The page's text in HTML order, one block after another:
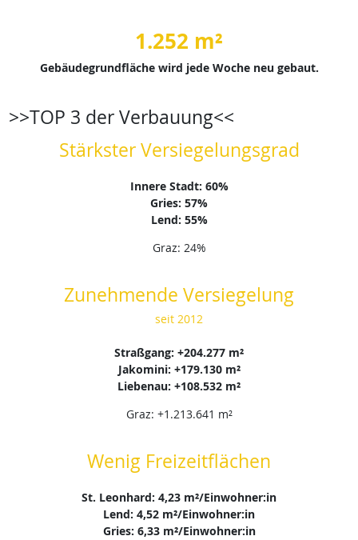
1.252 m²
Gebäudegrundfläche wird jede Woche neu gebaut.
>>TOP 3 der Verbauung<<
Stärkster Versiegelungsgrad
Innere Stadt: 60%
Gries: 57%
Lend: 55%
Graz: 24%
Zunehmende Versiegelung
seit 2012
Straßgang: +204.277 m²
Jakomini: +179.130 m²
Liebenau: +108.532 m²
Graz: +1.213.641 m²
Wenig Freizeitflächen
St. Leonhard: 4,23 m²/Einwohner:in
Lend: 4,52 m²/Einwohner:in
Gries: 6,33 m²/Einwohner:in